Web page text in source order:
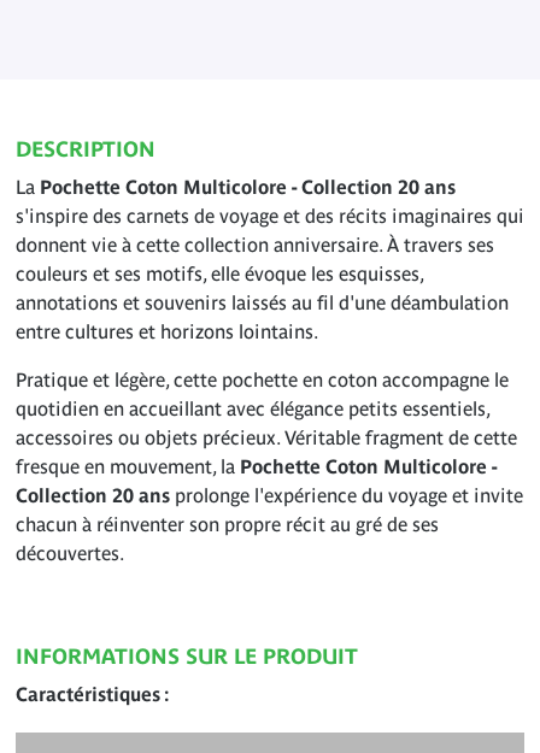
DESCRIPTION
La Pochette Coton Multicolore - Collection 20 ans
s'inspire des carnets de voyage et des récits imaginaires qui
donnent vie à cette collection anniversaire. À travers ses
couleurs et ses motifs, elle évoque les esquisses,
annotations et souvenirs laissés au fil d'une déambulation
entre cultures et horizons lointains.
Pratique et légère, cette pochette en coton accompagne le
quotidien en accueillant avec élégance petits essentiels,
accessoires ou objets précieux. Véritable fragment de cette
fresque en mouvement, la Pochette Coton Multicolore -
Collection 20 ans prolonge l'expérience du voyage et invite
chacun à réinventer son propre récit au gré de ses
découvertes.
INFORMATIONS SUR LE PRODUIT
Caractéristiques